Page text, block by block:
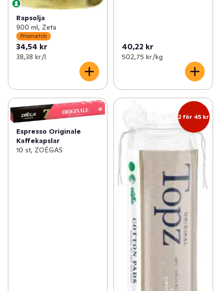
Rapsolja
900 ml, Zeta
Prismatch
34,54 kr
38,38 kr /l
40,22 kr
502,75 kr /kg
Espresso Originale
Kaffekapslar
10 st, ZOÉGAS
2 för 45 kr